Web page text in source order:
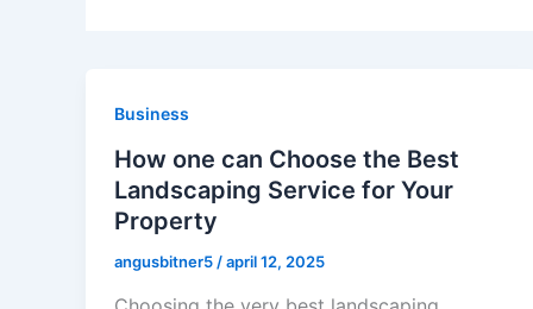
Business
How one can Choose the Best
Landscaping Service for Your
Property
angusbitner5 /april 12, 2025